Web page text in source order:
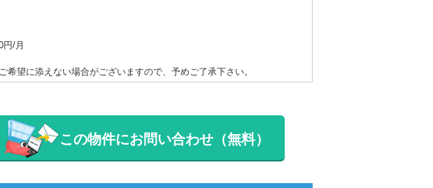
円/月
望に添えない場合がございますので、予めご了承下さい。
この物件にお問い合わせ（無料）